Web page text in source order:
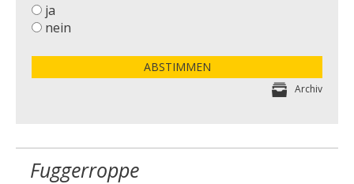
ja
nein
ABSTIMMEN
Archiv
Fuggerroppe